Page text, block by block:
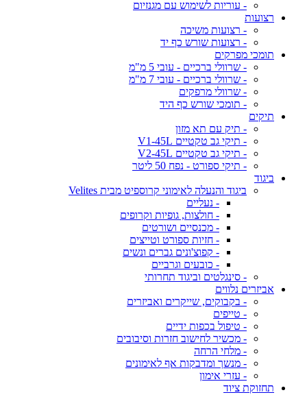
- עוריות לשימוש עם מגנזיום
רצועות
- רצועות משיכה
- רצועות שורש כף יד
תומכי מפרקים
- שרוולי ברכיים - עובי 5 מ"מ
- שרוולי ברכיים - עובי 7 מ"מ
- שרוולי מרפקים
- תומכי שורש כף היד
תיקים
- תיק עם תא מזון
- תיקי גב טקטיים V1-45L
- תיקי גב טקטיים V2-45L
- תיקי ספורט - נפח 50 ליטר
ביגוד
ביגוד והנעלה לאימוני קרוספיט מבית Velites
- נעליים
- חולצות, גופיות וקרופים
- מכנסיים ושורטים
- חזיות ספורט וטייצים
- קפוצ'ונים גברים ונשים
- כובעים וגרביים
- סינגלטים וביגוד תחרותי
אביזרים נלווים
- בקבוקים, שייקרים ואביזרים
- טייפים
- טיפול בכפות ידיים
- מכשיר לחישוב חזרות וסיבובים
- מלחי הרחה
- מנשך ומדבקות אף לאימונים
- עזרי אימון
תחזוקת ציוד